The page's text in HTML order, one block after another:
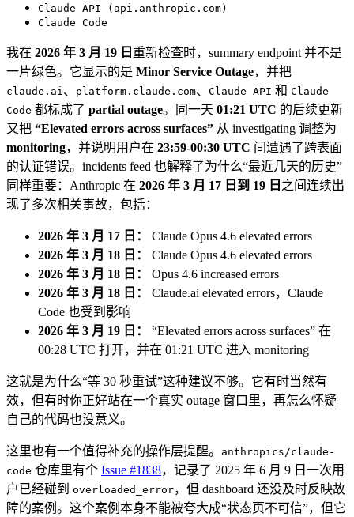
Claude API (api.anthropic.com)
Claude Code
我在 2026 年 3 月 19 日 重新检查时，summary endpoint 并不是
一片绿色。它显示的是 Minor Service Outage，并把
claude.ai、 platform.claude.com、 Claude API 和 Claude
Code 都标成了 partial outage。同一天 01:21 UTC 的后续更新
又把 “Elevated errors across surfaces” 从 investigating 调整为
monitoring，并说明用户在 23:59-00:30 UTC 间遭遇了跨表面
的认证错误。incidents feed 也解释了为什么“最近几天的历史”
同样重要：Anthropic 在 2026 年 3 月 17 日到 19 日 之间连续出
现了多次相关事故，包括：
2026 年 3 月 17 日：
Claude Opus 4.6 elevated errors
2026 年 3 月 18 日：
Claude Opus 4.6 elevated errors
2026 年 3 月 18 日：
Opus 4.6 increased errors
2026 年 3 月 18 日：
Claude.ai elevated errors，Claude
Code 也受到影响
2026 年 3 月 19 日：
“Elevated errors across surfaces” 在
00:28 UTC 打开，并在 01:21 UTC 进入 monitoring
这就是为什么“等 30 秒重试”这种建议不够。它有时当然有
效，但有时你正好站在一个真实 outage 窗口里，再怎么怀疑
自己的代码也没意义。
这里也有一个值得补充的操作层提醒。
anthropics/claude-
code 仓库里有个 Issue #1838，记录了 2025 年 6 月 9 日一次用
户已经碰到 overloaded_error，但 dashboard 还没及时反映故
障的案例。这个案例本身不能被夸大成“状态页不可信”，但它